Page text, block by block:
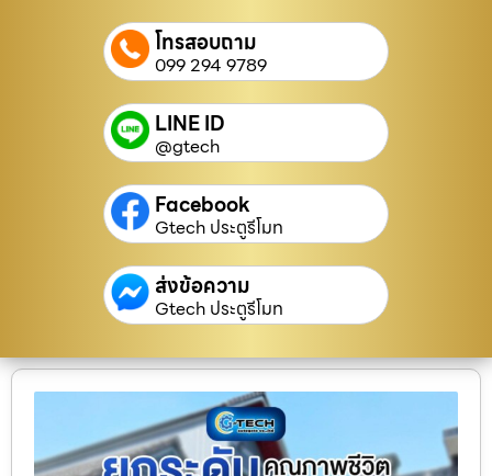
โทรสอบถาม
099 294 9789
LINE ID
@gtech
Facebook
Gtech ประตูรีโมท
ส่งข้อความ
Gtech ประตูรีโมท